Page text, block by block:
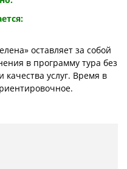
оставляет за собой
в программу тура без
услуг. Время в